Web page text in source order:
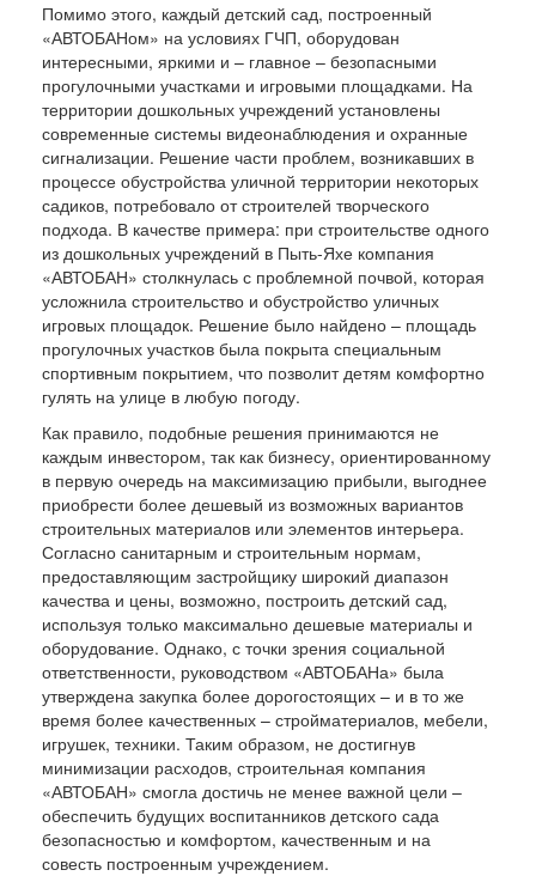
Помимо этого, каждый детский сад, построенный
«АВТОБАНом» на условиях ГЧП, оборудован
интересными, яркими и – главное – безопасными
прогулочными участками и игровыми площадками. На
территории дошкольных учреждений установлены
современные системы видеонаблюдения и охранные
сигнализации. Решение части проблем, возникавших в
процессе обустройства уличной территории некоторых
садиков, потребовало от строителей творческого
подхода. В качестве примера: при строительстве одного
из дошкольных учреждений в Пыть-Яхе компания
«АВТОБАН» столкнулась с проблемной почвой, которая
усложнила строительство и обустройство уличных
игровых площадок. Решение было найдено – площадь
прогулочных участков была покрыта специальным
спортивным покрытием, что позволит детям комфортно
гулять на улице в любую погоду.
Как правило, подобные решения принимаются не
каждым инвестором, так как бизнесу, ориентированному
в первую очередь на максимизацию прибыли, выгоднее
приобрести более дешевый из возможных вариантов
строительных материалов или элементов интерьера.
Согласно санитарным и строительным нормам,
предоставляющим застройщику широкий диапазон
качества и цены, возможно, построить детский сад,
используя только максимально дешевые материалы и
оборудование. Однако, с точки зрения социальной
ответственности, руководством «АВТОБАНа» была
утверждена закупка более дорогостоящих – и в то же
время более качественных – стройматериалов, мебели,
игрушек, техники. Таким образом, не достигнув
минимизации расходов, строительная компания
«АВТОБАН» смогла достичь не менее важной цели –
обеспечить будущих воспитанников детского сада
безопасностью и комфортом, качественным и на
совесть построенным учреждением.